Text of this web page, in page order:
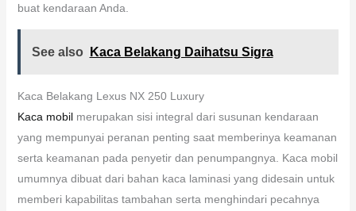
buat kendaraan Anda.
See also Kaca Belakang Daihatsu Sigra
Kaca Belakang Lexus NX 250 Luxury
Kaca mobilmerupakan sisi integral dari susunan kendaraan
yang mempunyai peranan penting saat memberinya keamanan
serta keamanan pada penyetir dan penumpangnya. Kaca mobil
umumnya dibuat dari bahan kaca laminasi yang didesain untuk
memberi kapabilitas tambahan serta menghindari pecahnya